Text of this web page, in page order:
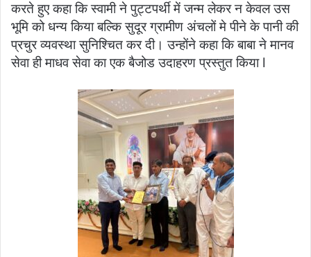
करते हुए कहा कि स्वामी ने पुट्टपर्थी में जन्म लेकर न केवल उस
भूमि को धन्य किया बल्कि सुदूर ग्रामीण अंचलों मे पीने के पानी की
प्रचुर व्यवस्था सुनिश्चित कर दी। उन्होंने कहा कि बाबा ने मानव
सेवा ही माधव सेवा का एक बैजोड उदाहरण प्रस्तुत किया l